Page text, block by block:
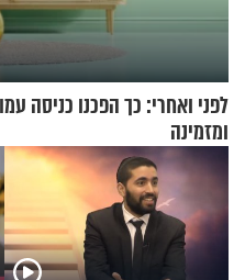
לפני ואחרי: כך הפכנו כניסה
ומזמינה